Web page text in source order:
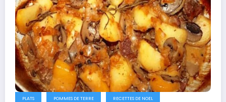
PLATS POMMES DE TERRE RECETTES DE NOEL